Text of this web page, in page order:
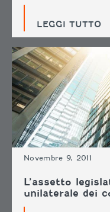
LEGGI TUTTO
Novembre 9, 2011
L’assetto
unilaterale dei